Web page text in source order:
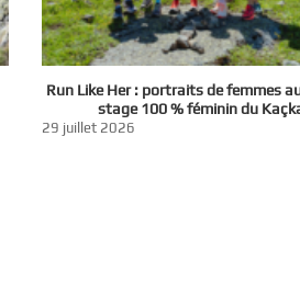
Run Like Her : portraits de femmes
stage 100 % féminin du
29 juillet 2026